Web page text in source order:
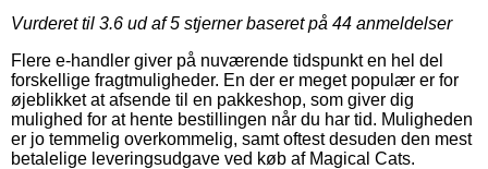
Vurderet til 3.6 ud af 5 stjerner baseret på 44 anmeldelser
Flere e-handler giver på nuværende tidspunkt en hel del
forskellige fragtmuligheder. En der er meget populær er for
øjeblikket at afsende til en pakkeshop, som giver dig
mulighed for at hente bestillingen når du har tid. Muligheden
er jo temmelig overkommelig, samt oftest desuden den mest
betalelige leveringsudgave ved køb af Magical Cats.